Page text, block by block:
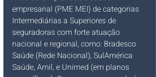
empresarial (PME MEI) de categorias
Intermediárias a Superiores de
seguradoras com forte atuação
nacional e regional, como: Bradesco
Saúde (Rede Nacional), SulAmérica
Saúde, Amil, e Unimed (em planos